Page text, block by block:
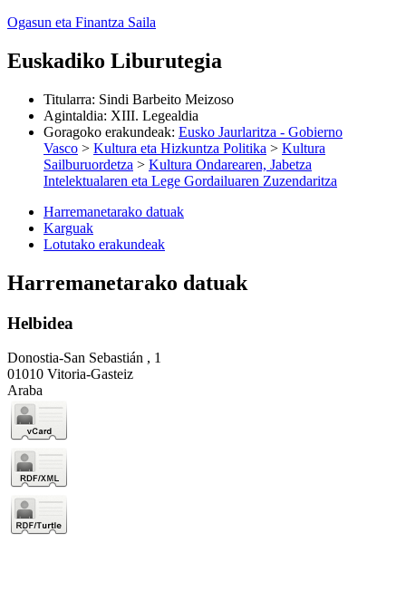
Ogasun eta Finantza Saila
Euskadiko Liburutegia
Titularra: Sindi Barbeito Meizoso
Agintaldia: XIII. Legealdia
Goragoko erakundeak: Eusko Jaurlaritza - Gobierno
Vasco > Kultura eta Hizkuntza Politika > Kultura
Sailburuordetza > Kultura Ondarearen, Jabetza
Intelektualaren eta Lege Gordailuaren Zuzendaritza
Harremanetarako datuak
Karguak
Lotutako erakundeak
Harremanetarako datuak
Helbidea
Donostia-San Sebastián , 1
01010 Vitoria-Gasteiz
Araba